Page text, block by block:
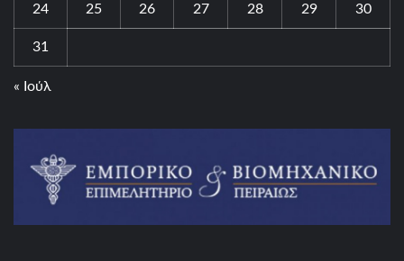
24 25 26 27 28 29 30
31
« Ιούλ